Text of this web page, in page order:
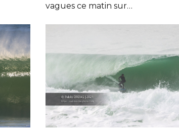
vagues ce matin sur…